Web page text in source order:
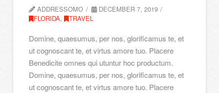
ADDRESSOMO
DECEMBER 7, 2019
FLORIDA, TRAVEL
Domine, quaesumus, per nos, glorificamus te, et
ut cognoscant te, et virtus amore tuo. Placere
Benedicite omnes qui utuntur hoc productum.
Domine, quaesumus, per nos, glorificamus te, et
ut cognoscant te, et virtus amore tuo. Placere